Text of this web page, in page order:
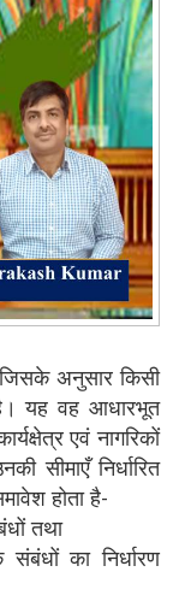
अनुसार किसी
है। यह वह आधारभूत
एवं नागरिकों
सीमाएँ निर्धारित
होता है-
तथा
का निर्धारण